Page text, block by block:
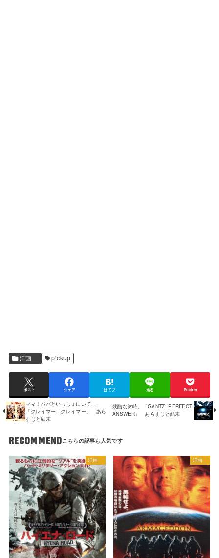
洋画 pickup
ポスト シェア はてブ 送る Pocket
ママ！パパといっしょにいて･･･
「クレイマー、クレイマー」 あら
すじと結末
残酷な対峙。「GANTZ: PERFECT
ANSWER」 あらすじと結末
RECOMMEND
洋画 洋画